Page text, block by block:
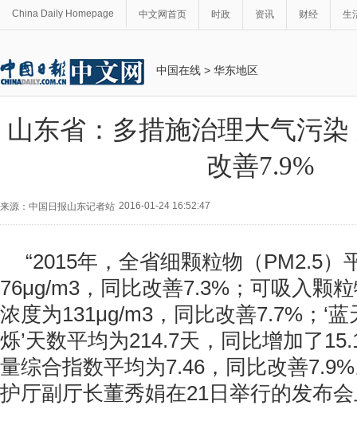
China Daily Homepage 中文网首页 时政 资讯 财经 生
中国在线 > 华东地区
山东省：多措施治理大气污
改善7.9%
来源：中国日报山东记者站 2016-01-24 16:52:47
“2015年，全省细颗粒物（ PM2.5）
76μg/m3 ，同比改善7.3% ；可吸入颗
浓度为131μg/m3 ，同比改善7.7% ；‘
烁’天数平均为214.7天，同比增加了
量综合指数平均为7.46 ，同比改善7.9%
护厅副厅长董秀娟在21日举行的发布